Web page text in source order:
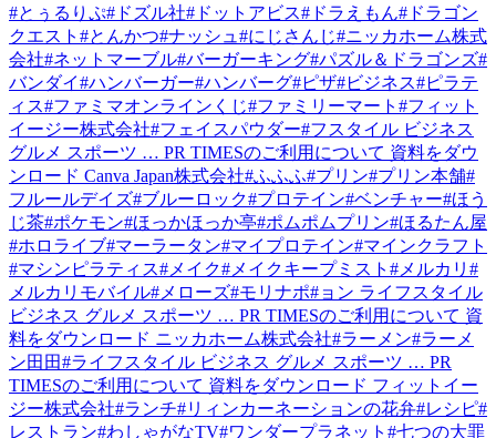
#とぅるりぷ# ドズル社# ドットアビス# ドラえもん# ドラゴン
クエスト #とんかつ#ナッシュ #にじさんじ#ニッカホーム株式
会社#ネットマーブル#バーガーキング#パズル＆ドラゴンズ#
バンダイ#ハンバーガー#ハンバーグ#ピザ#ビジネス#ピラテ
ィス#ファミマオンラインくじ#ファミリーマート #フィット
イージー株式会社#フェイスパウダー#フスタイル ビジネス
グルメ スポーツ … PR TIMESのご利用について 資料をダウ
ンロード Canva Japan株式会社#ふふふ#プリン#プリン本舗#
フルールデイズ#ブルーロック#プロテイン#ベンチャー#ほう
じ茶#ポケモン#ほっかほっか亭#ポムポムプリン#ほるたん屋
#ホロライブ#マーラータン#マイプロテイン#マインクラフト
#マシンピラティス# メイク# メイクキープミスト # メルカリ #
メルカリモバイル# メローズ#モリナポ#ョン ライフスタイル
ビジネス グルメ スポーツ … PR TIMESのご利用について 資
料をダウンロード ニッカホーム株式会社#ラーメン#ラーメ
ン田田#ライフスタイル ビジネス グルメ スポーツ … PR
TIMESのご利用について 資料をダウンロード フィットイー
ジー株式会社#ランチ#リィンカーネーションの花弁#レシピ#
レストラン#わしゃがなTV#ワンダープラネット #七つの大罪